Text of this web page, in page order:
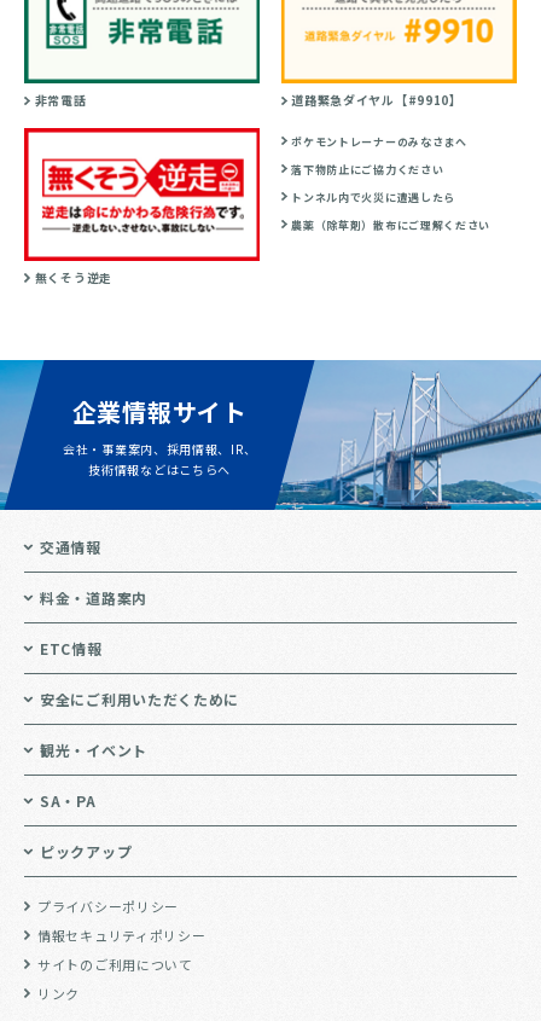
非常電話 道路緊急ダイヤル【#9910】
無くそう逆走
ポケモントレーナーのみなさまへ
落下物防止にご協力ください
トンネル内で火災に遭遇したら
農薬（除草剤）散布にご理解ください
企業情報サイト
会社・事業案内、採用情報、IR、
技術情報などはこちらへ
交通情報
料金・道路案内
ETC情報
安全にご利用いただくために
観光・イベント
SA・PA
ピックアップ
プライバシーポリシー
情報セキュリティポリシー
サイトのご利用について
リンク